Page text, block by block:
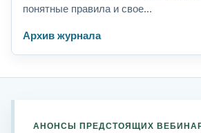
понятные правила и свое...
Архив журнала
АНОНСЫ ПРЕДСТОЯЩИХ